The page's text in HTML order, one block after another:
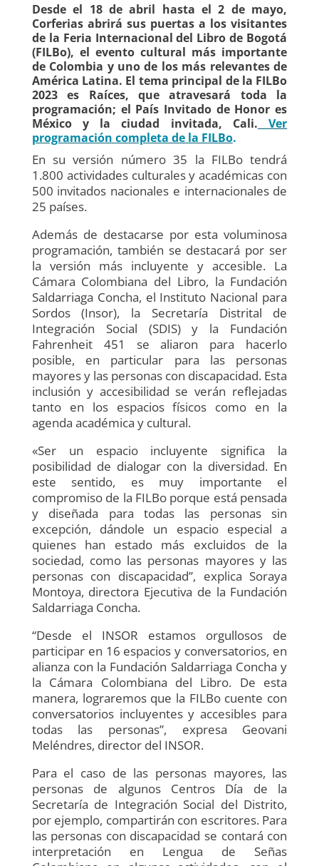
Desde el 18 de abril hasta el 2 de mayo,
Corferias abrirá sus puertas a los visitantes
de la Feria Internacional del Libro de Bogotá
(FILBo), el evento cultural más importante
de Colombia y uno de los más relevantes de
América Latina. El tema principal de la FILBo
2023 es Raíces, que atravesará toda la
programación; el País Invitado de Honor es
México y la ciudad invitada, Cali.
Ver
programación completa de la FILBo.
En su versión número 35 la FILBo tendrá
1.800 actividades culturales y académicas con
500 invitados nacionales e internacionales de
25 países.
Además de destacarse por esta voluminosa
programación, también se destacará por ser
la versión más incluyente y accesible. La
Cámara Colombiana del Libro, la Fundación
Saldarriaga Concha, el Instituto Nacional para
Sordos (Insor), la Secretaría Distrital de
Integración Social (SDIS) y la Fundación
Fahrenheit 451 se aliaron para hacerlo
posible, en particular para las personas
mayores y las personas con discapacidad. Esta
inclusión y accesibilidad se verán reflejadas
tanto en los espacios físicos como en la
agenda académica y cultural.
«Ser un espacio incluyente significa la
posibilidad de dialogar con la diversidad. En
este sentido, es muy importante el
compromiso de la FILBo porque está pensada
y diseñada para todas las personas sin
excepción, dándole un espacio especial a
quienes han estado más excluidos de la
sociedad, como las personas mayores y las
personas con discapacidad”, explica Soraya
Montoya, directora Ejecutiva de la Fundación
Saldarriaga Concha.
“Desde el INSOR estamos orgullosos de
participar en 16 espacios y conversatorios, en
alianza con la Fundación Saldarriaga Concha y
la Cámara Colombiana del Libro. De esta
manera, lograremos que la FILBo cuente con
conversatorios incluyentes y accesibles para
todas las personas”, expresa Geovani
Meléndres, director del INSOR.
Para el caso de las personas mayores, las
personas de algunos Centros Día de la
Secretaría de Integración Social del Distrito,
por ejemplo, compartirán con escritores. Para
las personas con discapacidad se contará con
interpretación en Lengua de Señas